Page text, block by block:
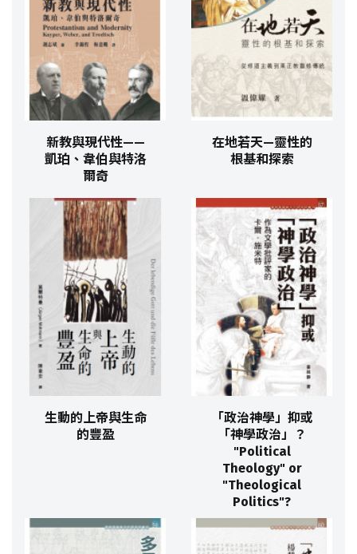
新教與現代性——
凱珀、韋伯與特洛
爾奇
在地若天—靈性的
根基和探索
生動的上帝與生命
的豐盈
「政治神學」抑或
「神學政治」？
"Political
Theology" or
"Theological
Politics"?